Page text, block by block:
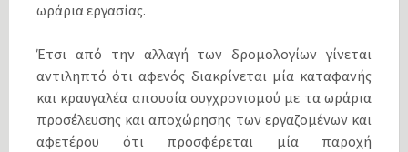
ωράρια εργασίας.
Έτσι από την αλλαγή των δρομολογίων γίνεται
αντιληπτό ότι αφενός διακρίνεται μία καταφανής
και κραυγαλέα απουσία συγχρονισμού με τα ωράρια
προσέλευσης και αποχώρησης των εργαζομένων και
αφετέρου ότι προσφέρεται μία παροχή